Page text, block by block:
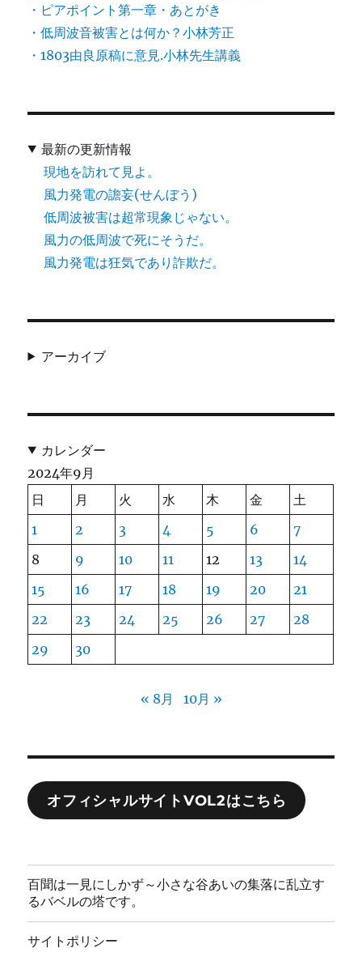
・ピアポイント第一章・あとがき
・低周波音被害とは何か？小林芳正
・1803由良原稿に意見.小林先生講義
最新の更新情報
現地を訪れて見よ。
風力発電の譫妄(せんぼう)
低周波被害は超常現象じゃない。
風力の低周波で死にそうだ。
風力発電は狂気であり詐欺だ。
アーカイブ
カレンダー
2024年9月
日
月 火 水 木 金
土
1
2 3 4 5 6
7
8
9 10 11 12 13
14
15
16 17 18 19 20
21
22
23 24 25 26 27
28
29
30
« 8月 10月 »
オフィシャルサイトVOL2はこちら
百聞は一見にしかず～小さな谷あいの集落に乱立す
るバベルの塔です。
サイトポリシー